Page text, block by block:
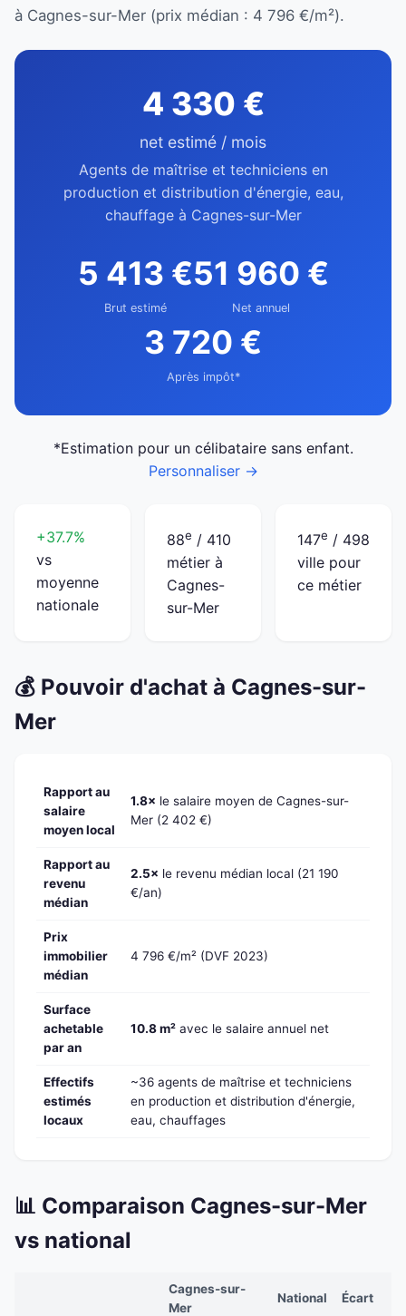
à Cagnes-sur-Mer (prix médian : 4 796 €/m²).
4 330 €
net estimé / mois
Agents de maîtrise et techniciens en
production et distribution d'énergie, eau,
chauffage à Cagnes-sur-Mer
5 413 €
Brut estimé
51 960 €
Net annuel
3 720 €
Après impôt*
*Estimation pour un célibataire sans enfant.
Personnaliser →
+37.7%
vs
moyenne
nationale
88e / 410
métier à
Cagnes-
sur-Mer
147e / 498
ville pour
ce métier
💰 Pouvoir d'achat à Cagnes-sur-
Mer
Rapport au
salaire
moyen local
1.8× le salaire moyen de Cagnes-sur-
Mer (2 402 €)
Rapport au
revenu
médian
2.5× le revenu médian local (21 190
€/an)
Prix
immobilier
médian
4 796 €/m² (DVF 2023)
Surface
achetable
par an
10.8 m² avec le salaire annuel net
Effectifs
estimés
locaux
~36 agents de maîtrise et techniciens
en production et distribution d'énergie,
eau, chauffages
📊 Comparaison Cagnes-sur-Mer
vs national
Cagnes-sur-
Mer
National Écart